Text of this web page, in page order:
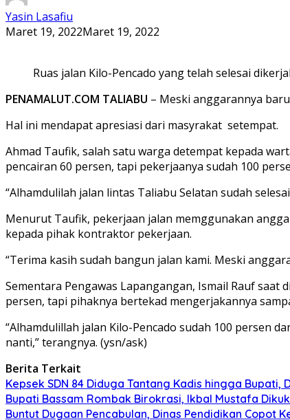
Yasin Lasafiu
Maret 19, 2022Maret 19, 2022
Ruas jalan Kilo-Pencado yang telah selesai
PENAMALUT.COM TALIABU – Meski anggarannya
Hal ini mendapat apresiasi dari masyrakat setempat.
Ahmad Taufik, salah satu warga detempat kepada
pencairan 60 persen, tapi pekerjaanya sudah 100
“Alhamdulilah jalan lintas Taliabu Selatan sudah
Menurut Taufik, pekerjaan jalan memggunakan
kepada pihak kontraktor pekerjaan.
“Terima kasih sudah bangun jalan kami. Meski
Sementara Pengawas Lapangangan, Ismail Rauf
persen, tapi pihaknya bertekad mengerjakannya
“Alhamdulillah jalan Kilo-Pencado sudah 100 persen
nanti,” terangnya. (ysn/ask)
Berita Terkait
Kepsek SDN 84 Diduga Tantang Kadis hingga Bupati,
Bupati Bassam Rombak Birokrasi, Ikbal Mustafa
Buntut Dugaan Pencabulan, Dinas Pendidikan Copot